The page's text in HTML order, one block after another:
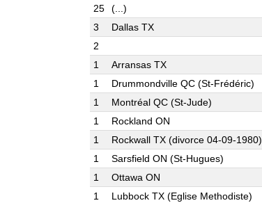
25
(...)
3
Dallas TX
2
1
Arransas TX
1
Drummondville QC (St-Frédéric)
1
Montréal QC (St-Jude)
1
Rockland ON
1
Rockwall TX (divorce 04-09-1980)
1
Sarsfield ON (St-Hugues)
1
Ottawa ON
1
Lubbock TX (Eglise Methodiste)